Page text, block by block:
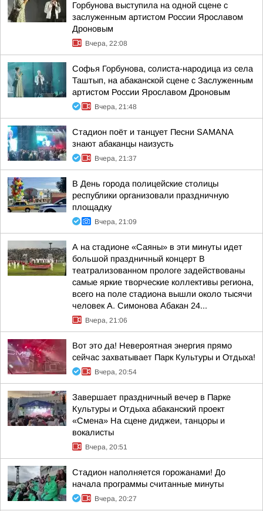
Горбунова выступила на одной сцене с
заслуженным артистом России Ярославом
Дроновым
Вчера, 22:08
Софья Горбунова, солиста-народица из села
Таштып, на абаканской сцене с Заслуженным
артистом России Ярославом Дроновым
Вчера, 21:48
Стадион поёт и танцует Песни SAMANA
знают абаканцы наизусть
Вчера, 21:37
В День города полицейские столицы
республики организовали праздничную
площадку
Вчера, 21:09
А на стадионе «Саяны» в эти минуты идет
большой праздничный концерт В
театрализованном прологе задействованы
самые яркие творческие коллективы региона,
всего на поле стадиона вышли около тысячи
человек А. Симонова Абакан 24...
Вчера, 21:06
Вот это да! Невероятная энергия прямо
сейчас захватывает Парк Культуры и Отдыха!
Вчера, 20:54
Завершает праздничный вечер в Парке
Культуры и Отдыха абаканский проект
«Смена» На сцене диджеи, танцоры и
вокалисты
Вчера, 20:51
Стадион наполняется горожанами! До
начала программы считанные минуты
Вчера, 20:27